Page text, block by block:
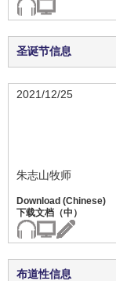
圣诞节信息
2021/12/25
朱志山牧师
布道性信息